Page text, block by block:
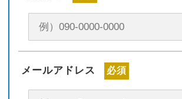
メールアドレス 必須